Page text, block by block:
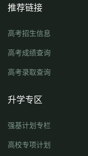
推荐链接
高考招生信息
高考成绩查询
高考录取查询
升学专区
强基计划专栏
高校专项计划